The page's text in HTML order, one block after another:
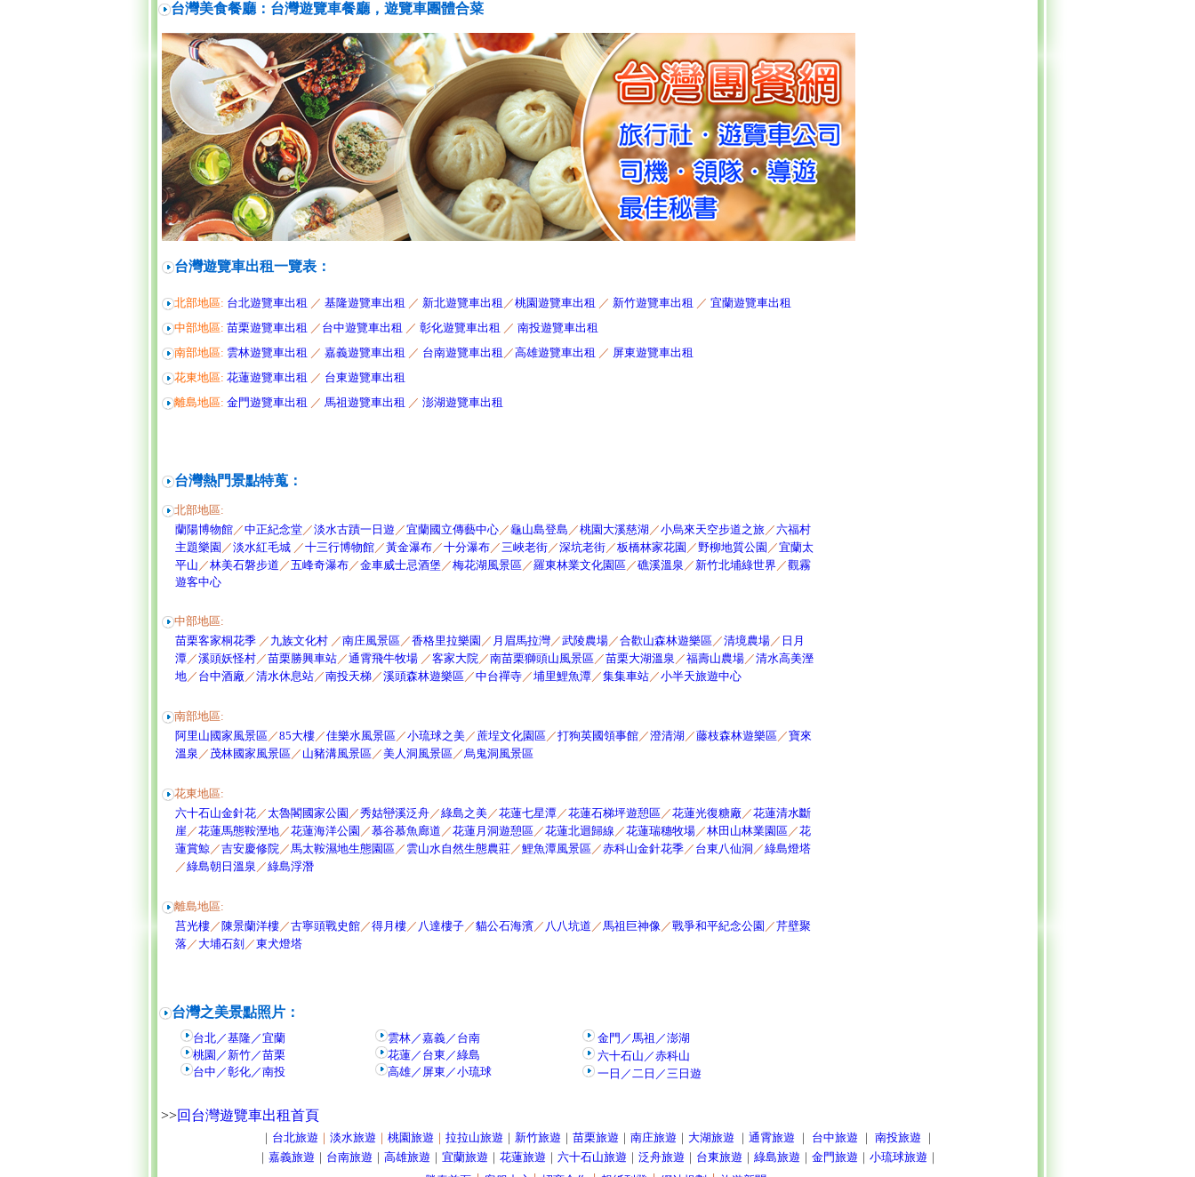
台灣美食餐廳：台灣遊覽車餐廳，遊覽車團體合菜
台灣遊覽車出租一覽表：
北部地區: 台北遊覽車出租 ／ 基隆遊覽車出租 ／ 新北遊覽車出租 ／桃園遊覽車出租 ／ 新竹遊覽車出租 ／ 宜蘭遊覽車出租
中部地區: 苗栗遊覽車出租 ／ 台中遊覽車出租 ／ 彰化遊覽車出租 ／ 南投遊覽車出租
南部地區: 雲林遊覽車出租 ／ 嘉義遊覽車出租 ／ 台南遊覽車出租 ／高雄遊覽車出租 ／ 屏東遊覽車出租
花東地區: 花蓮遊覽車出租 ／ 台東遊覽車出租
離島地區: 金門遊覽車出租 ／ 馬祖遊覽車出租 ／ 澎湖遊覽車出租
台灣熱門景點特蒐：
北部地區:
蘭陽博物館／中正紀念堂／淡水古蹟一日遊／宜蘭國立傳藝中心／龜山島登島 ／桃園大溪慈湖 ／小烏來天空步道之旅／六福村
主題樂園 ／淡水紅毛城 ／十三行博物館／黃金瀑布／十分瀑布／三峽老街／深坑老街／板橋林家花園 ／野柳地質公園 ／宜蘭太
平山 ／林美石磐步道 ／五峰奇瀑布／金車威士忌酒堡 ／梅花湖風景區／羅東林業文化園區／礁溪溫泉 ／ 新竹北埔綠世界 ／觀霧
遊客中心
中部地區:
苗栗客家桐花季 ／ 九族文化村 ／南庄風景區／香格里拉樂園 ／ 月眉馬拉灣／武陵農場／合歡山森林遊樂區／清境農場／ 日月
潭／溪頭妖怪村／苗栗勝興車站／通霄飛牛牧場 ／客家大院／南苗栗獅頭山風景區／苗栗大湖溫泉 ／福壽山農場／清水高美溼
地／ 台中酒廠 ／清水休息站／南投天梯／溪頭森林遊樂區／中台禪寺／埔里鯉魚潭／集集車站／小半天旅遊中心
南部地區:
阿里山國家風景區／85大樓／佳樂水風景區／小琉球之美／ 蔗埕文化園區／打狗英國領事館／澄清湖 ／藤枝森林遊樂區／寶來
溫泉 ／ 茂林國家風景區／ 山豬溝風景區／美人洞風景區／烏鬼洞風景區
花東地區:
六十石山金針花／太魯閣國家公園 ／秀姑巒溪泛舟／綠島之美／花蓮七星潭／花蓮石梯坪遊憩區／花蓮光復糖廠 ／花蓮清水斷
崖 ／花蓮馬態鞍溼地／花蓮海洋公園 ／慕谷慕魚廊道 ／花蓮月洞遊憩區／花蓮北迴歸線 ／花蓮瑞穗牧場／林田山林業園區／花
蓮賞鯨／吉安慶修院／馬太鞍濕地生態園區／ 雲山水自然生態農莊／鯉魚潭風景區／赤科山金針花季／ 台東八仙洞 ／綠島燈塔
／綠島朝日溫泉 ／綠島浮潛
離島地區:
莒光樓／ 陳景蘭洋樓／古寧頭戰史館／得月樓／ 八達樓子／貓公石海濱／ 八八坑道 ／馬祖巨神像／戰爭和平紀念公園 ／芹壁聚
落 ／ 大埔石刻 ／東犬燈塔
台灣之美景點照片：
台北／基隆／宜蘭
桃園／新竹／苗栗
台中／彰化／南投
雲林／嘉義／台南
花蓮／台東／綠島
高雄／屏東／小琉球
金門／馬祖／澎湖
六十石山／赤科山
一日／二日／三日遊
>>回台灣遊覽車出租首頁
｜ 台北旅遊｜ 淡水旅遊｜ 桃園旅遊｜ 拉拉山旅遊｜ 新竹旅遊｜ 苗栗旅遊｜ 南庄旅遊｜ 大湖旅遊｜ 通霄旅遊｜ 台中旅遊 ｜ 南投旅遊 ｜
｜ 嘉義旅遊｜ 台南旅遊｜ 高雄旅遊｜ 宜蘭旅遊｜ 花蓮旅遊｜ 六十石山旅遊｜ 泛舟旅遊｜ 台東旅遊｜ 綠島旅遊｜ 金門旅遊｜ 小琉球旅遊｜